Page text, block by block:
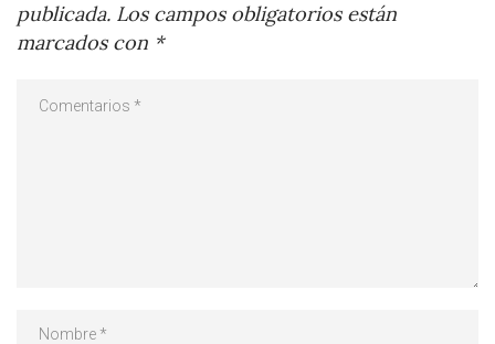
publicada. Los campos obligatorios están
marcados con *